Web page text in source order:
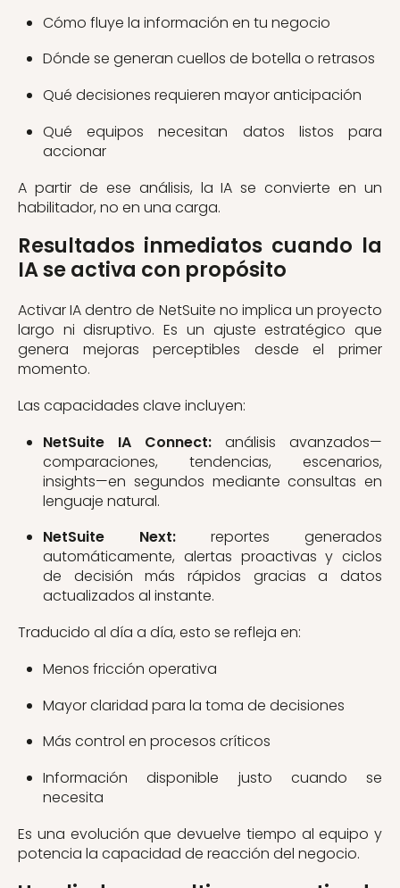
Cómo fluye la información en tu negocio
Dónde se generan cuellos de botella o retrasos
Qué decisiones requieren mayor anticipación
Qué equipos necesitan datos listos para
accionar
A partir de ese análisis, la IA se convierte en un
habilitador, no en una carga.
Resultados inmediatos cuando la
IA se activa con propósito
Activar IA dentro de NetSuite no implica un proyecto
largo ni disruptivo. Es un ajuste estratégico que
genera mejoras perceptibles desde el primer
momento.
Las capacidades clave incluyen:
NetSuite IA Connect: análisis avanzados—
comparaciones, tendencias, escenarios,
insights—en segundos mediante consultas en
lenguaje natural.
NetSuite Next: reportes generados
automáticamente, alertas proactivas y ciclos
de decisión más rápidos gracias a datos
actualizados al instante.
Traducido al día a día, esto se refleja en:
Menos fricción operativa
Mayor claridad para la toma de decisiones
Más control en procesos críticos
Información disponible justo cuando se
necesita
Es una evolución que devuelve tiempo al equipo y
potencia la capacidad de reacción del negocio.